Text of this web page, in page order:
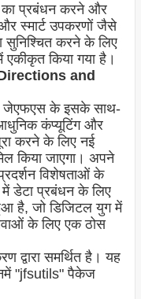
का प्रबंधन करने और
स्मार्ट उपकरणों जैसे
सुनिश्चित करने के लिए
किया गया है।
Directions and
जेएफएस के इसके साथ-
कंप्यूटिंग और
करने के लिए नई
किया जाएगा। अपने
विशेषताओं के
में डेटा प्रबंधन के लिए
है, जो डिजिटल युग में
के लिए एक ठोस
समर्थित है। यह
"jfsutils" पैकेज